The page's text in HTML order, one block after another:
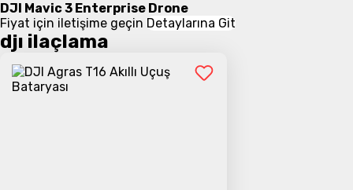
DJI Mavic 3 Enterprise Drone
Fiyat için iletişime geçin Detaylarına Git
djı ilaçlama